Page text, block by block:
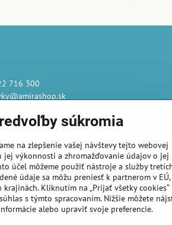
716 300
španělsky, polskysúkromia
na zlepšenie vašej návštevy tejto webovej
jej výkonnosti a zhromažďovanie údajov o jej
účel môžeme použiť nástroje a služby
údaje sa môžu preniesť k partnerom v EÚ,
krajinách. Kliknutím na „Prijať všetky cookies“
s týmto spracovaním. Nižšie môžete
alebo upraviť svoje preferencie.